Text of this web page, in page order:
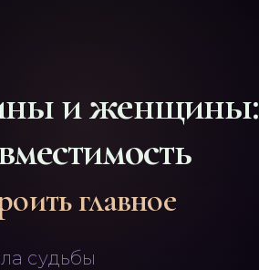
и женщины:
главное
судьбы